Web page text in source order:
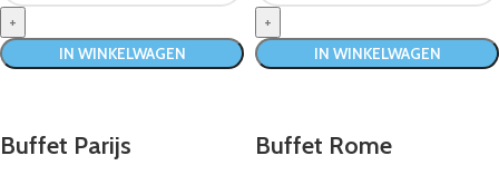
IN WINKELWAGEN IN WINKELWAGEN
Buffet Parijs Buffet Rome